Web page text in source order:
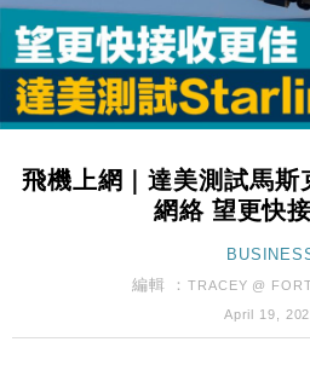
11:40
財經｜黑石傳再籌逾360
Google晶片
10:57
財經｜美商務部擬擴大金
25%
18:15
本地｜新世界K11 9月升
17:40
財經｜本港6月零售額連
財經｜滙控重啟最多10
財經｜SA售股自救後再
司
飛機上網｜達美測試馬
網絡 望更快
編輯 ：TRACEY @
April 19,